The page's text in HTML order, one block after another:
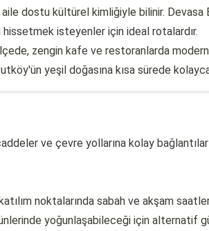
dostu kültürel kimliğiyle bilinir.
isteyenler için ideal rotalardır.
zengin kafe ve restoranlarda
yeşil doğasına kısa sürede
ve çevre yollarına kolay
noktalarında sabah ve akşam
yoğunlaşabileceği için alternatif